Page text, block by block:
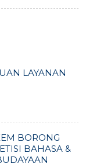
LAYANAN
BORONG
BAHASA &